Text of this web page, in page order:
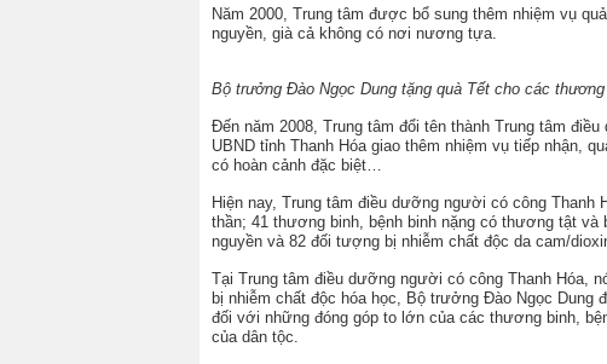
Năm 2000, Trung tâm được bổ sung thêm nhiệm vụ
nguyền, già cả không có nơi nương tựa.
Bộ trưởng Đào Ngọc Dung tặng quà Tết cho các
Đến năm 2008, Trung tâm đổi tên thành Trung tâm
UBND tỉnh Thanh Hóa giao thêm nhiệm vụ tiếp nhận,
có hoàn cảnh đặc biệt…
Hiện nay, Trung tâm điều dưỡng người có công
thần; 41 thương binh, bệnh binh nặng có thương tật
nguyền và 82 đối tượng bị nhiễm chất độc da cam/
Tại Trung tâm điều dưỡng người có công Thanh Hóa,
bị nhiễm chất độc hóa học, Bộ trưởng Đào Ngọc Dung
đối với những đóng góp to lớn của các thương binh,
của dân tộc.